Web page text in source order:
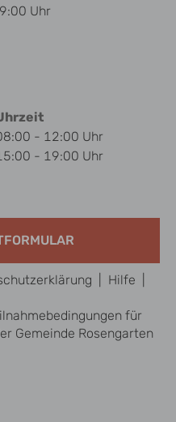
Uhr
- 12:00 Uhr
- 19:00 Uhr
Hilfe
für
Gemeinde Rosengarten